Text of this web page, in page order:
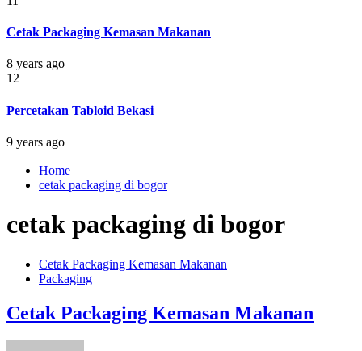
Cetak Packaging Kemasan Makanan
8 years ago
12
Percetakan Tabloid Bekasi
9 years ago
Home
cetak packaging di bogor
cetak packaging di bogor
Cetak Packaging Kemasan Makanan
Packaging
Cetak Packaging Kemasan Makanan